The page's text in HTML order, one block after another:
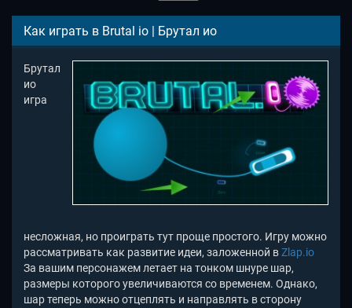
Как играть в Brutal io | Брутал ио
Брутал
ио
игра
несложная, но проиграть тут проще простого. Игру можно
рассматривать как развитие идеи, заложенной вZlap.io
За вашим персонажем летает на тонком шнуре шар,
размеры которого увеличиваются со временем. Однако,
шар теперь можно отцеплять и направлять в сторону